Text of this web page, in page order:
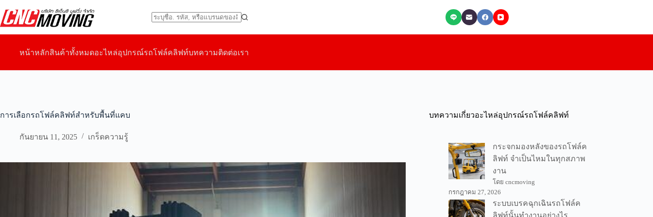
to
content
results
หน้าหลักสินค้าทั้งหมดอะไหล่อุปกรณ์รถโฟล์คลิฟท์บทความติดต่อเรา
การเลือกรถโฟล์คลิฟท์สำหรับพื้นที่แคบ
กันยายน 11, 2025 เกร็ดความรู้
บทความเกี่ยวอะไหล่อุปกรณ์รถโฟล์คลิฟท์
กระจกมองหลังของรถโฟล์ค
ลิฟท์ จำเป็นไหมในทุกสภาพ
งาน
โดย cncmoving
กรกฎาคม 27, 2026
ระบบเบรคฉุกเฉินรถโฟล์ค
ลิฟท์นั้นทำงานอย่างไร